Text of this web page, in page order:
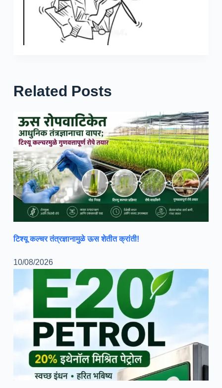
Related Posts
टिश्यू कल्चर तंत्रज्ञानामुळे ऊस शेतीत क्रांती!
10/08/2026